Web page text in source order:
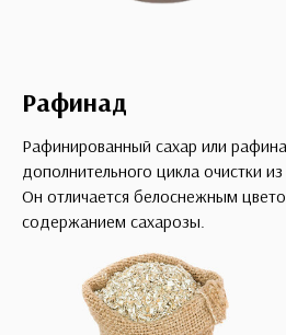
Рафинад
Рафинированный сахар или
дополнительного цикла очистки
Он отличается белоснежным
содержанием сахарозы.